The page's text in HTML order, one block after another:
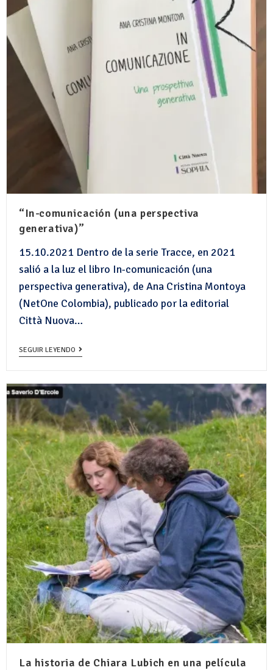
“In-comunicación (una perspectiva
generativa)”
15.10.2021 Dentro de la serie Tracce, en 2021
salió a la luz el libro In-comunicación (una
perspectiva generativa), de Ana Cristina Montoya
(NetOne Colombia), publicado por la editorial
Città Nuova…
SEGUIR LEYENDO
La historia de Chiara Lubich en una película